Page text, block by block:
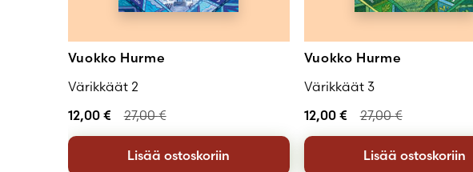
Vuokko Hurme
Värikkäät 2
12,00 € 27,00€
Lisää ostoskoriin
Vuokko Hurme
Värikkäät 3
12,00 € 27,00€
Lisää ostoskoriin